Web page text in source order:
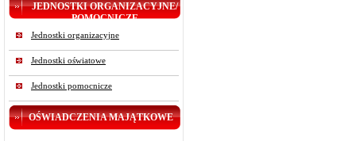
JEDNOSTKI ORGANIZACYJNE/
POMOCNICZE
Jednostki organizacyjne
Jednostki oświatowe
Jednostki pomocnicze
OŚWIADCZENIA MAJĄTKOWE